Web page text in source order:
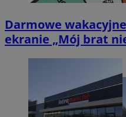
Darmowe
ekranie „Mój brat